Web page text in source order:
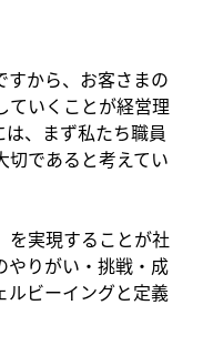
すから、お客さまの
ていくことが経営理
、まず私たち職員
切であると考えてい
を実現することが社
やりがい・挑戦・成
ルビーイングと定義